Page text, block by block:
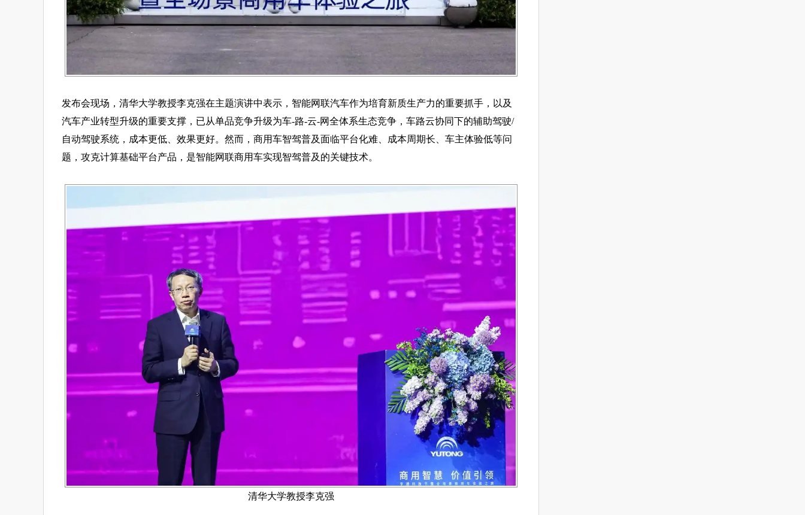
发布会现场，清华大学教授李克强在主题演讲中表示，智能网联汽车作为培育新质生产力的重要抓手，以及
汽车产业转型升级的重要支撑，已从单品竞争升级为车-路-云-网全体系生态竞争，车路云协同下的辅助驾驶/
自动驾驶系统，成本更低、效果更好。然而，商用车智驾普及面临平台化难、成本周期长、车主体验低等问
题，攻克计算基础平台产品，是智能网联商用车实现智驾普及的关键技术。
清华大学教授李克强